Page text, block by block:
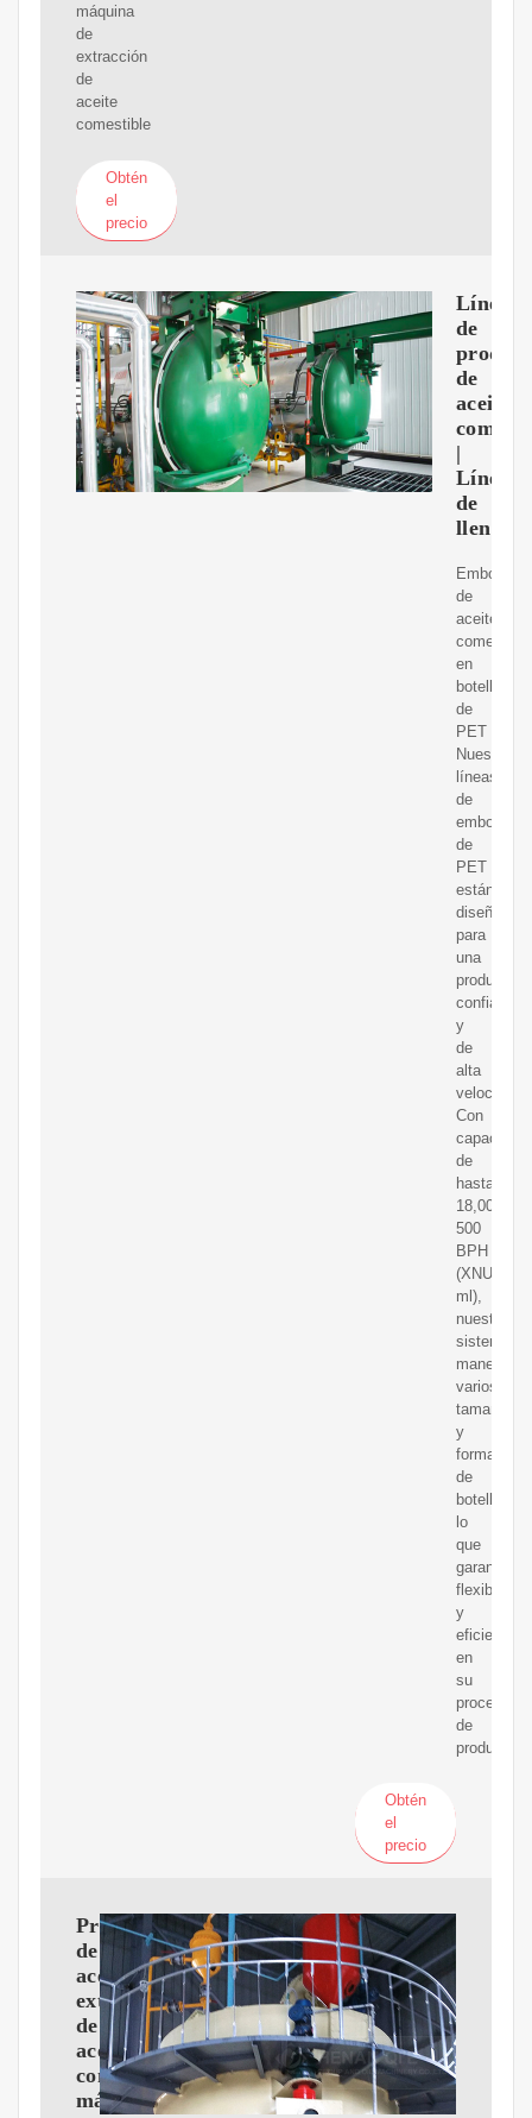
máquina
de
extracción
de
aceite
comestible
Obtén
el
precio
Línea
de
de
aceite
|
Línea
de
llenado
de
aceite
comestible
en
botella
de
PET
Nuestras
líneas
de
de
PET
están
diseñadas
para
una
producción
confiable
y
de
alta
velocidad.
Con
de
hasta
18,000
500
BPH
(XNUMX
ml),
nuestros
sistemas
manejan
varios
tamaños
y
formas
de
botellas,
lo
que
garantiza
flexibilidad
y
eficiencia
en
su
proceso
de
Obtén
el
precio
Prensa
de
aceite,
extractor
de
aceite
comestible,
máquina